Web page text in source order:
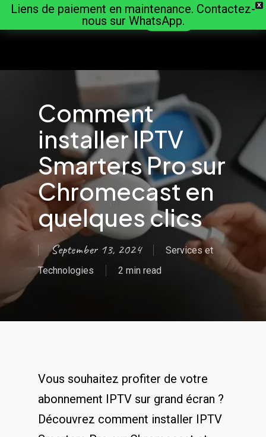
X
Liens de paiement en maintenance. Contactez-
nous sur WhatsApp.
Skip
to
content
Découvrir
Comment
installer IPTV
Smarters Pro sur
Chromecast en
quelques clics
September 13, 2024
Services et
Technologies
2 min read
Vous souhaitez profiter de votre
abonnement IPTV sur grand écran ?
Découvrez comment installer IPTV